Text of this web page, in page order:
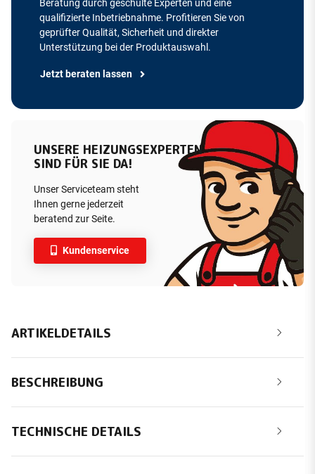
Beratung durch geschulte Experten und eine
qualifizierte Inbetriebnahme. Profitieren Sie von
geprüfter Qualität, Sicherheit und direkter
Unterstützung bei der Produktauswahl.
Jetzt beraten lassen
UNSERE HEIZUNGSEXPERTEN
SIND FÜR SIE DA!
Unser Serviceteam steht
Ihnen gerne jederzeit
beratend zur Seite.
Kundenservice
ARTIKELDETAILS
BESCHREIBUNG
TECHNISCHE DETAILS